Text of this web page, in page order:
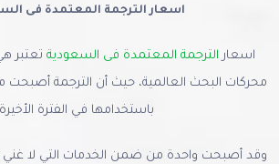
اسعار الترجمة المعتمدة فى
اسعار الترجمة المعتمدة فى السعودية تعتبر
محركات البحث العالمية، حيث أن الترجمة أصبحت
باستخدامها في الفترة
وقد أصبحت واحدة من ضمن الخدمات التي لا غني